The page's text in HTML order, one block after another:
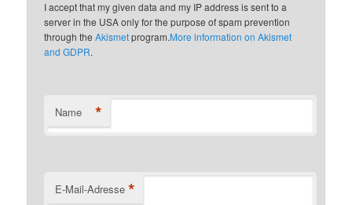
I accept that my given data and my IP address is sent to a
server in the USA only for the purpose of spam prevention
through theAkismetprogram.More information on Akismet
and GDPR.
Name *
E-Mail-Adresse *